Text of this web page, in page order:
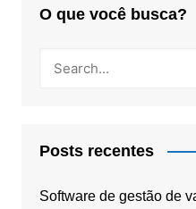
O que você busca?
Posts recentes
Software de gestão de